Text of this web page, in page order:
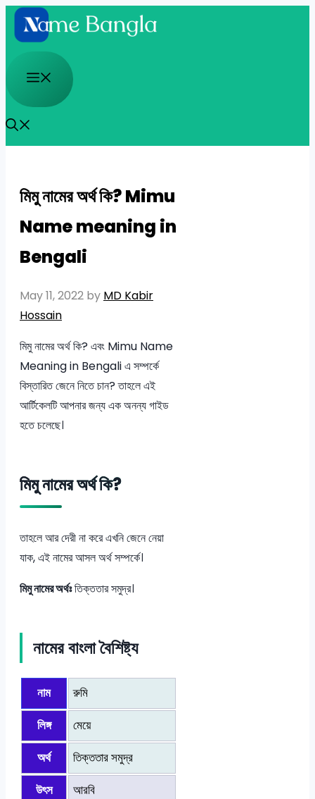
Skip
to
content
Menu
মিমু নামের অর্থ কি? Mimu
Name meaning in
Bengali
May 11, 2022 by MD Kabir
Hossain
মিমু নামের অর্থ কি? এবং Mimu Name
Meaning in Bengali এ সম্পর্কে
বিস্তারিত জেনে নিতে চান? তাহলে এই
আর্টিকেলটি আপনার জন্য এক অনন্য গাইড
হতে চলেছে।
মিমু নামের অর্থ কি?
তাহলে আর দেরী না করে এখনি জেনে নেয়া
যাক, এই নামের আসল অর্থ সম্পর্কে।
মিমু নামের অর্থঃতিক্ততার সমুদ্র।
নামের বাংলা বৈশিষ্ট্য
নাম রুমি
লিঙ্গ মেয়ে
অর্থ তিক্ততার সমুদ্র
উৎস আরবি